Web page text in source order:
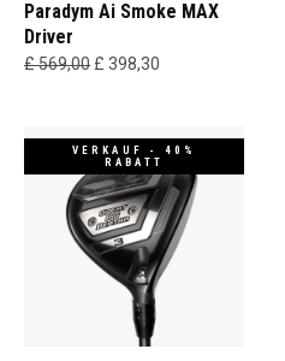
Paradym Ai Smoke MAX
Driver
£ 569,00 £ 398,30
VERKAUF - 40%
RABATT